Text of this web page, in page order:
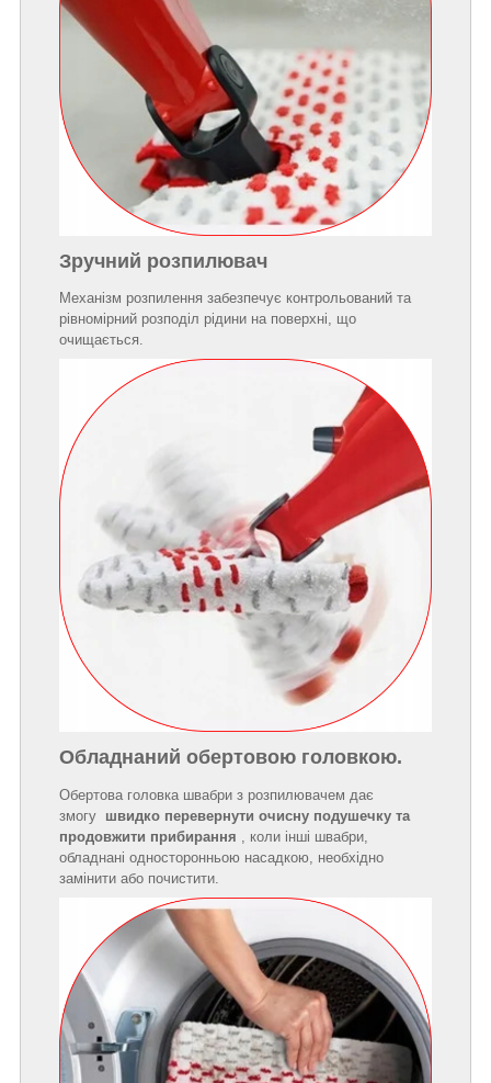
Зручний розпилювач
Механізм розпилення забезпечує контрольований та
рівномірний розподіл рідини на поверхні, що
очищається.
Обладнаний обертовою головкою.
Обертова головка швабри з розпилювачем дає
змогу швидко перевернути очисну подушечку та
продовжити прибирання , коли інші швабри,
обладнані односторонньою насадкою, необхідно
замінити або почистити.